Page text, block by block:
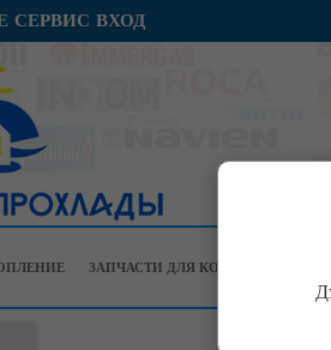
СЕРВИС ВХОД
ЗАПЧАСТИ ДЛЯ КОТЛОВ